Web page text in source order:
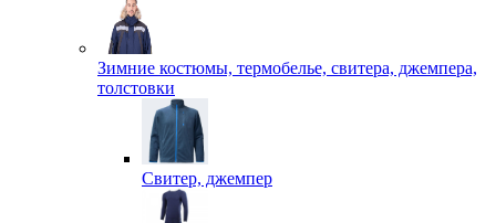
Зимние костюмы, термобелье, свитера, джемпера,
толстовки
Свитер, джемпер